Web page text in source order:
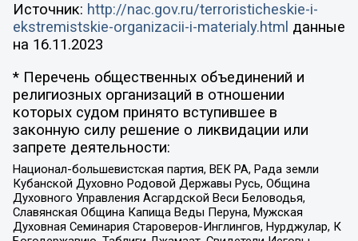
Источник: http://nac.gov.ru/terroristicheskie-i-
ekstremistskie-organizacii-i-materialy.html данные
на 16.11.2023
* Перечень общественных объединений и
религиозных организаций в отношении
которых судом принято вступившее в
законную силу решение о ликвидации или
запрете деятельности:
Национал-большевистская партия, ВЕК РА, Рада земли
Кубанской Духовно Родовой Державы Русь, Община
Духовного Управления Асгардской Веси Беловодья,
Славянская Община Капища Веды Перуна, Мужская
Духовная Семинария Староверов-Инглингов, Нурджулар, К